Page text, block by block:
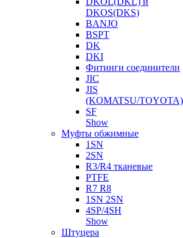
DKOS(DKS)
BANJO
BSPT
DK
DKI
Фитинги соединители
JIC
JIS
(KOMATSU/TOYOTA)
SF
Show
Муфты обжимные
1SN
2SN
R3/R4 тканевые
PTFE
R7 R8
1SN 2SN
4SP/4SH
Show
Штуцера